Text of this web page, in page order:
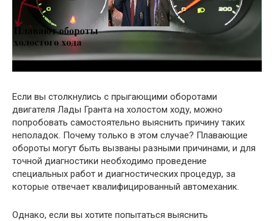
Если вы столкнулись с прыгающими оборотами
двигателя Лады Гранта на холостом ходу, можно
попробовать самостоятельно выяснить причину таких
неполадок. Почему только в этом случае? Плавающие
обороты могут быть вызваны разными причинами, и для
точной диагностики необходимо проведение
специальных работ и диагностических процедур, за
которые отвечает квалифицированный автомеханик.
Однако, если вы хотите попытаться выяснить